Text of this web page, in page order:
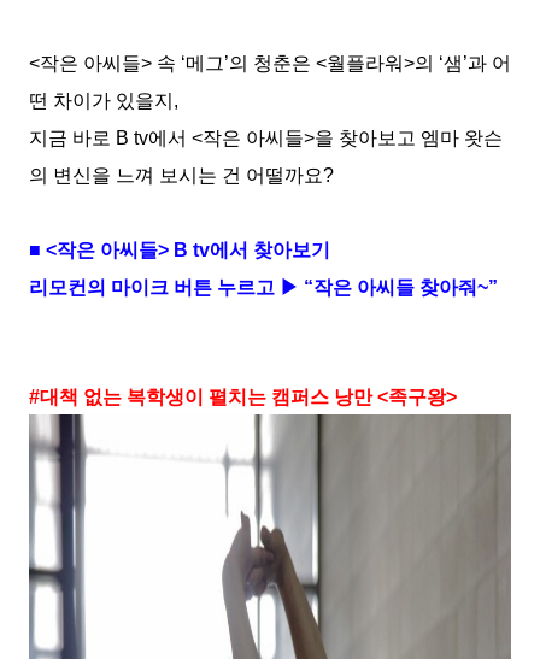
<작은 아씨들> 속 ‘메그’의 청춘은 <월플라워>의 ‘샘’과 어
떤 차이가 있을지 ,
지금 바로 B tv에서 <작은 아씨들>을 찾아보고 엠마 왓슨
의 변신을 느껴 보시는 건 어떨까요?
■ <작은 아씨들> B tv에서 찾아보기
리모컨의 마이크 버튼 누르고 ▶ “작은 아씨들 찾아줘~”
#대책 없는 복학생이 펼치는 캠퍼스 낭만<족구왕>